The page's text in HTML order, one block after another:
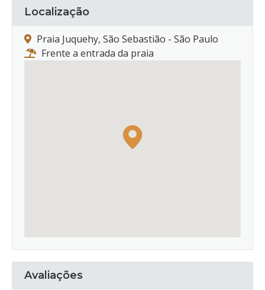
Localização
Praia Juquehy, São Sebastião - São Paulo
Frente a entrada da praia
Avaliações